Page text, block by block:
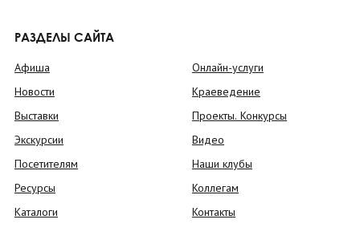
РАЗДЕЛЫ САЙТА
Афиша
Новости
Выставки
Экскурсии
Посетителям
Ресурсы
Каталоги
Онлайн-услуги
Краеведение
Проекты. Конкурсы
Видео
Наши клубы
Коллегам
Контакты